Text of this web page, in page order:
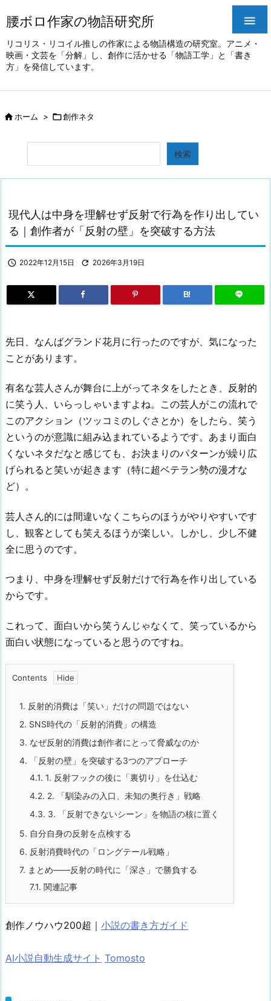
腰ボロ作家の物語研究所
リコリス・リコイル推しの作家による物語構造の研究室。アニメ・
映画・文芸を「分解」し、創作に活かせる「物語工学」と「書き
方」を発信しています。

ホーム > 創作ネタ
検索
現代人は中身を理解せず反射で行為を作り出してい
る｜創作者が「反射の壁」を突破する方法
 2022年12月15日  2026年3月19日
B!
先日、なんばグランド花月に行ったのですが、気になった
ことがあります。
有名な芸人さんが舞台に上がってネタをしたとき、反射的
に笑う人、いらっしゃいますよね。この芸人がこの流れで
このアクション（ツッコミのしぐさとか）をしたら、笑う
というのが意識に組み込まれているようです。あまり面白
くないネタだなと感じても、お決まりのパターンが繰り広
げられると笑いが起きます（特に超ベテラン勢の漫才な
ど）。
芸人さん的には間違いなくこちらのほうがやりやすいです
し、観客としても笑えるほうが楽しい。しかし、少し不健
全に思うのです。
つまり、中身を理解せず反射だけで行為を作り出している
からです。
これって、面白いから笑うんじゃなくて、笑っているから
面白い状態になっていると思うのですね。
Contents
1. 反射的消費は「笑い」だけの問題ではない
2. SNS時代の「反射的消費」の構造
3. なぜ反射的消費は創作者にとって脅威なのか
4. 「反射の壁」を突破する3つのアプローチ
4.1. 1. 反射フックの後に「裏切り」を仕込む
4.2. 2. 「馴染みの入口、未知の奥行き」戦略
4.3. 3. 「反射できないシーン」を物語の核に置く
5. 自分自身の反射を点検する
6. 反射消費時代の「ロングテール戦略」
7. まとめ——反射の時代に「深さ」で勝負する
7.1. 関連記事
創作ノウハウ200超｜ 小説の書き方ガイド
AI小説自動生成サイト Tomosto